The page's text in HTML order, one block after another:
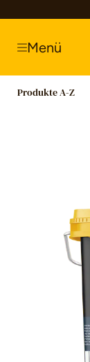
Zur
Menü
Produkte A-Z